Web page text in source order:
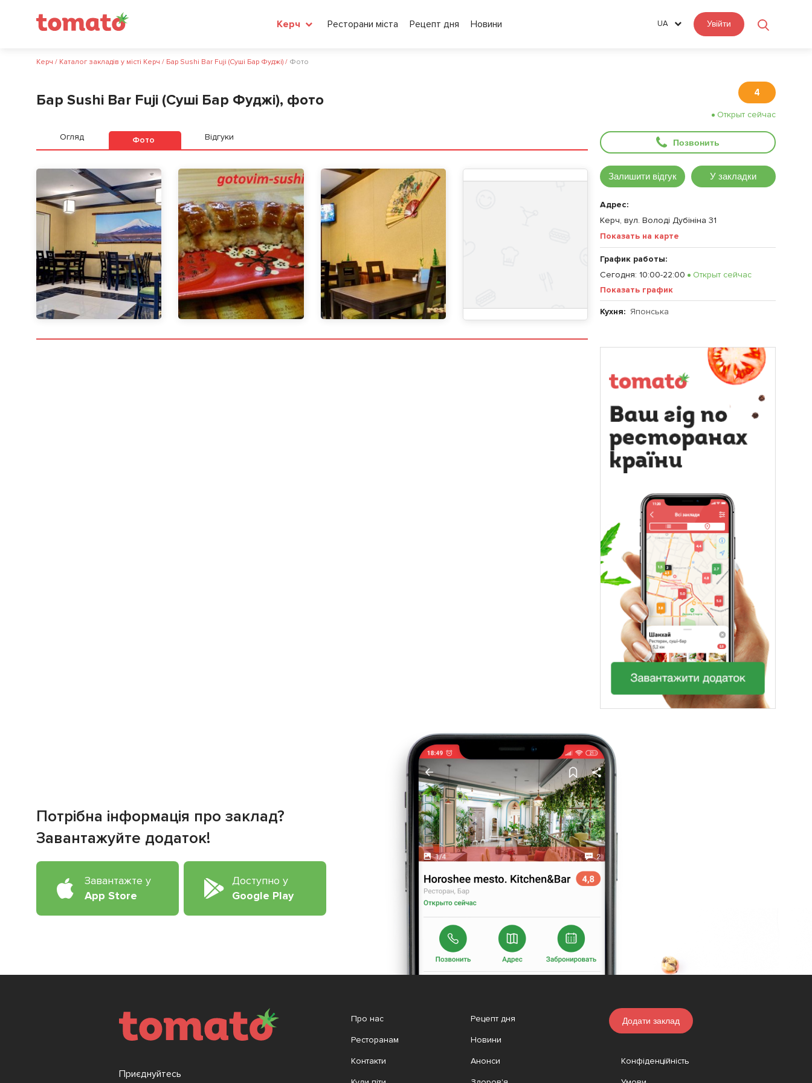
Керч Ресторани міста Рецепт дня Новини UA Увійти
Керч / Каталог закладів у місті Керч / Бар Sushi Bar Fuji (Суші Бар Фуджі) / Фото
Бар Sushi Bar Fuji (Суші Бар Фуджі), фото 4
Открыт сейчас
Позвонить
Залишити відгук У закладки
Адрес:
Керч, вул. Володі Дубініна 31
Показать на карте
График работы:
Сегодня: 10:00-22:00
Открыт сейчас
Показать график
Кухня: Японська
Огляд Фото Відгуки
Потрібна інформація про заклад?
Завантажуйте додаток!
Завантажте у
App Store
Доступно у
Google Play
Приєднуйтесь
Про нас
Ресторанам
Контакти
Рецепт дня
Новини
Анонси
Додати заклад
Конфіденційність